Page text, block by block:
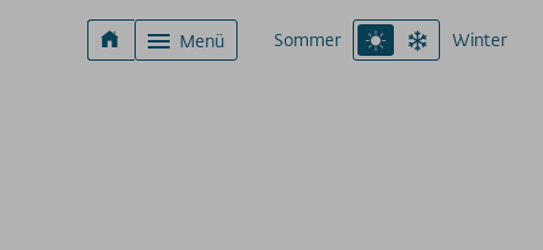
Menü Sommer Winter